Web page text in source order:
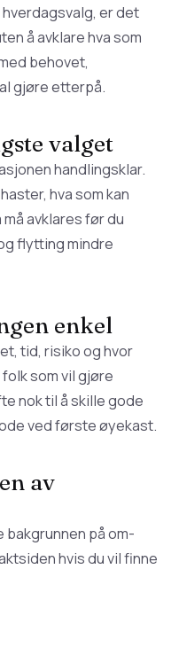
er det
å avklare hva som
behovet,
gjøre etterpå.
valget
handlingsklar.
hva som kan
avklares før du
flytting mindre
enkel
tid, risiko og hvor
som vil gjøre
nok til å skille gode
ved første øyekast.
av
bakgrunnen påom-
hvis du vil finne